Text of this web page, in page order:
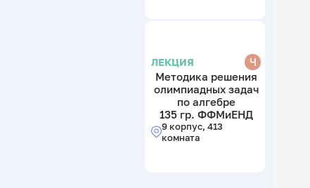
ЛЕКЦИЯ
Ч
Методика решения
олимпиадных задач
по алгебре
135 гр. ФФМиЕНД
9 корпус, 413
комната